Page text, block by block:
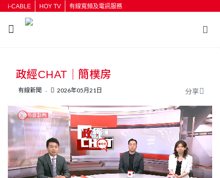
i-CABLE HOY TV 有線寬頻及電訊服務
按輸入鍵開始搜尋
政經CHAT｜簡樸房
有線新聞 2026年05月21日 分享